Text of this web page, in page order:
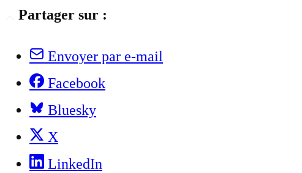
Partager sur :
Envoyer par e-mail
Facebook
Bluesky
X
LinkedIn